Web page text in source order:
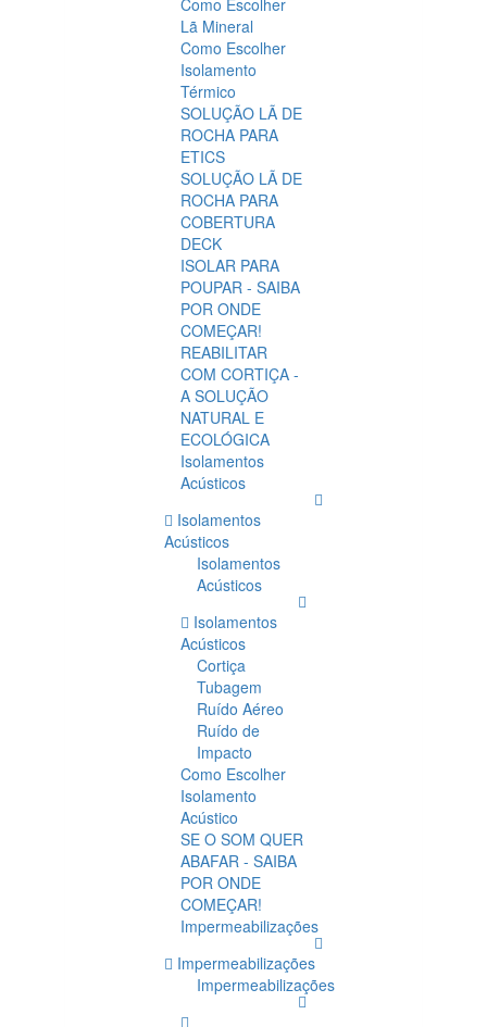
Como Escolher
Lã Mineral
Como Escolher
Isolamento
Térmico
SOLUÇÃO LÃ DE
ROCHA PARA
ETICS
SOLUÇÃO LÃ DE
ROCHA PARA
COBERTURA
DECK
ISOLAR PARA
POUPAR - SAIBA
POR ONDE
COMEÇAR!
REABILITAR
COM CORTIÇA -
A SOLUÇÃO
NATURAL E
ECOLÓGICA
Isolamentos
Acústicos
Isolamentos
Acústicos
Isolamentos
Acústicos
Isolamentos
Acústicos
Cortiça
Tubagem
Ruído Aéreo
Ruído de
Impacto
Como Escolher
Isolamento
Acústico
SE O SOM QUER
ABAFAR - SAIBA
POR ONDE
COMEÇAR!
Impermeabilizações
Impermeabilizações
Impermeabilizações